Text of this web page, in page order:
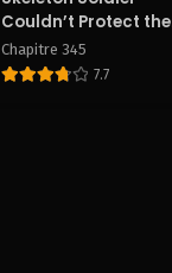
Couldn’t Protect the
Dungeon
Chapitre 345
7.7